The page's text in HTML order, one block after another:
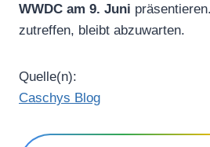
WWDC am 9. Juni
zutreffen, bleibt abzuwarten.
Quelle(n):
Caschys Blog